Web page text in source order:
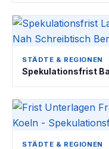
STÄDTE & REGIONEN
Spekulationsfrist
STÄDTE & REGIONEN